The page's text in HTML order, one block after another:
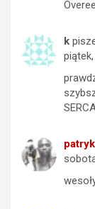
k